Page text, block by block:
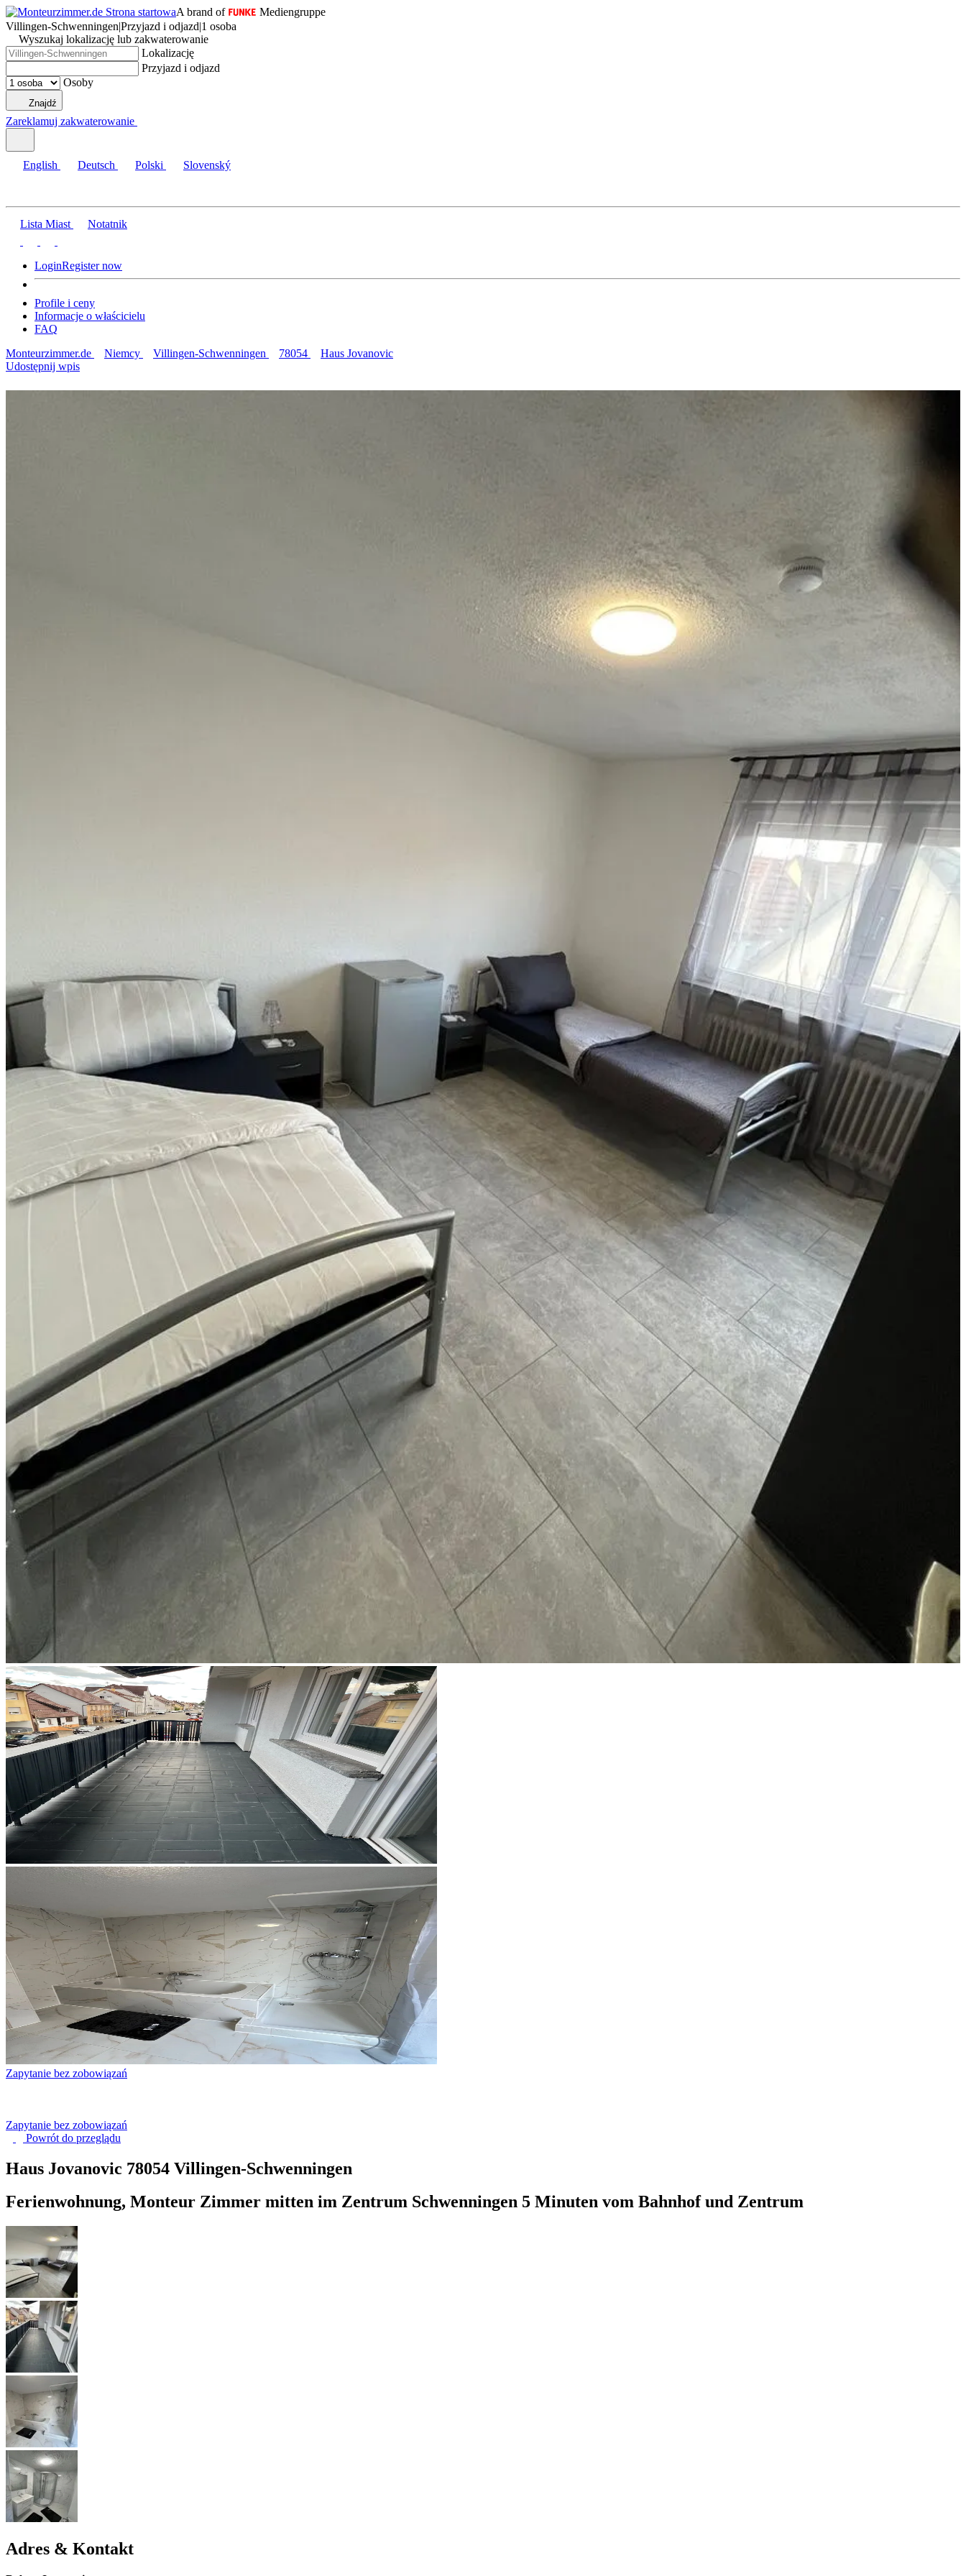
A brand of
Mediengruppe
Villingen-Schwenningen|Przyjazd i odjazd|1 osoba
Wyszukaj lokalizację lub zakwaterowanie
Lokalizację
Przyjazd i odjazd
Osoby
Znajdź
Zareklamuj zakwaterowanie
English Deutsch Polski Slovenský
Lista Miast Notatnik
LoginRegister now
Profile i ceny
Informacje o właścicielu
FAQ
Monteurzimmer.de
Niemcy Villingen-Schwenningen 78054
Haus Jovanovic
Udostępnij wpis
Zapytanie bez zobowiązań
Zapytanie bez zobowiązań
Powrót do przeglądu
Haus Jovanovic 78054 Villingen-Schwenningen
Ferienwohnung, Monteur Zimmer mitten im Zentrum Schwenningen 5 Minuten vom Bahnhof und Zentrum
Adres & Kontakt